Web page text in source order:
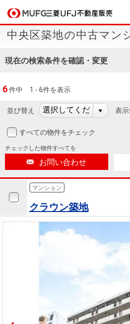
買いたいTOP
中古
マン
ショ
ンを
探す
売りたいTOP
無
料
査
定
店舗案内TOP
店舗のご
案内（首
都圏）
案内（名
会社情報TOP
ごあいさ
つ
要
ョン
本社地
会社案内
ック版）
採用情報TOP
新卒採用
情報
採用情報
買いたい
売りたい
会社情報
採用情報
法人のお客さま
提携企業にお勤めの方
会員ページ
中央区築地の中古マン
現在の検索条件を確認・変更
6件中 1 - 6件を表示
並び替え 表
すべての物件をチェック
チェックした物件すべてを
お問い合わせ
マンション
クラウン築地